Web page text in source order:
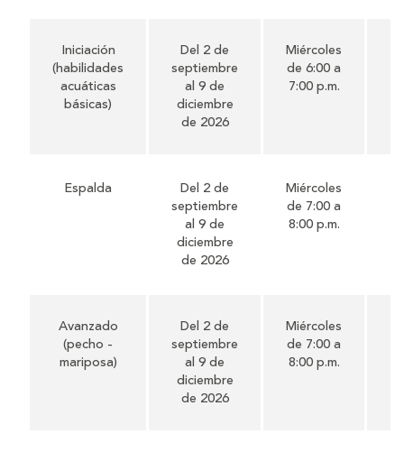
Iniciación
(habilidades
acuáticas
básicas)
Del 2 de
septiembre
al 9 de
diciembre
de 2026
Miércoles
de 6:00 a
7:00 p.m.
Espalda
Del 2 de
septiembre
al 9 de
diciembre
de 2026
Miércoles
de 7:00 a
8:00 p.m.
Avanzado
(pecho -
mariposa)
Del 2 de
septiembre
al 9 de
diciembre
de 2026
Miércoles
de 7:00 a
8:00 p.m.